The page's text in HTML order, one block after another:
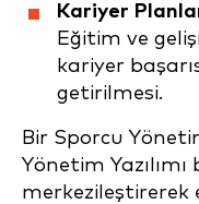
Kariyer
Eğitim ve
kariyer
getirilmesi.
Bir Sporcu
Yönetim
merkezileştirerek